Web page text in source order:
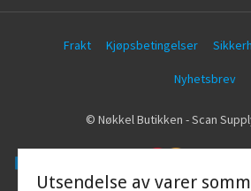
Frakt Kjøpsbetingelser
Nyhetsbrev
© Nøkkel Butikken - Scan
Utsendelse av varer